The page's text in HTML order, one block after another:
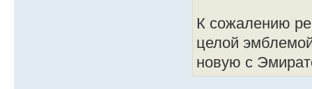
К сожалению
целой
новую с